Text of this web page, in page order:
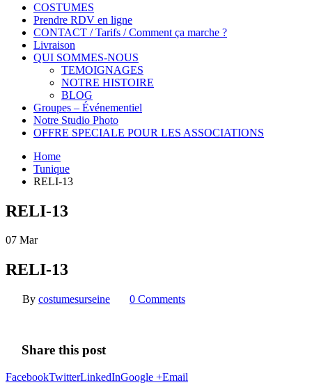
COSTUMES
Prendre RDV en ligne
CONTACT / Tarifs / Comment ça marche ?
Livraison
QUI SOMMES-NOUS
TEMOIGNAGES
NOTRE HISTOIRE
BLOG
Groupes – Événementiel
Notre Studio Photo
OFFRE SPECIALE POUR LES ASSOCIATIONS
Home
Tunique
RELI-13
RELI-13
07 Mar
RELI-13
By costumesurseine 0 Comments
Share this post
FacebookTwitterLinkedInGoogle +Email